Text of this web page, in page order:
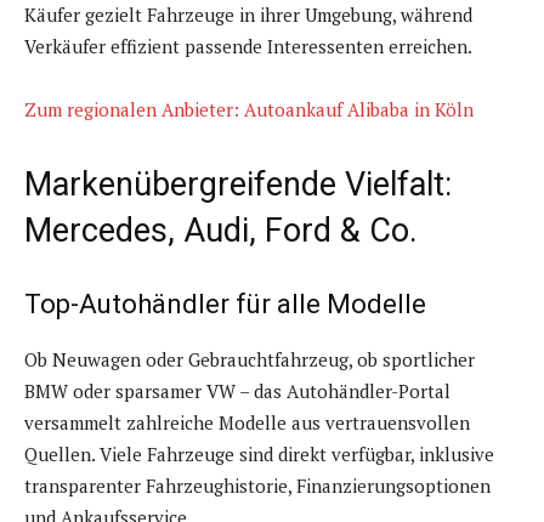
Käufer gezielt Fahrzeuge in ihrer Umgebung, während
Verkäufer effizient passende Interessenten erreichen.
Zum regionalen Anbieter: Autoankauf Alibaba in Köln
Markenübergreifende Vielfalt:
Mercedes, Audi, Ford & Co.
Top-Autohändler für alle Modelle
Ob Neuwagen oder Gebrauchtfahrzeug, ob sportlicher
BMW oder sparsamer VW – das Autohändler-Portal
versammelt zahlreiche Modelle aus vertrauensvollen
Quellen. Viele Fahrzeuge sind direkt verfügbar, inklusive
transparenter Fahrzeughistorie, Finanzierungsoptionen